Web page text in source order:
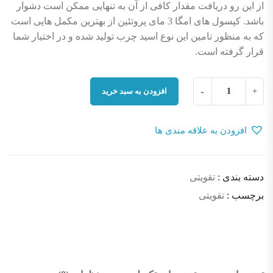
از این رو دریافت مقدار کافی از آن به تنهایی ممکن است دشوار
باشد. کپسول های امگا 3 مای پروتئین از بهترین مکمل هایی است
که به منظور تامین این نوع اسید چرب تولید شده و در اختیار شما
قرار گرفته است.
omega
- + افزودن به سبد خرید
افزودن به علاقه مندی ها
دسته بندی : تقویتی
برچسب : تقویتی